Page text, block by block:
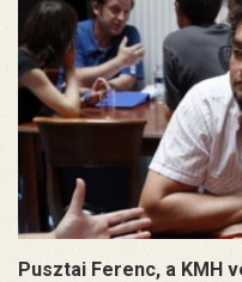
Pusztai Ferenc, a KMH